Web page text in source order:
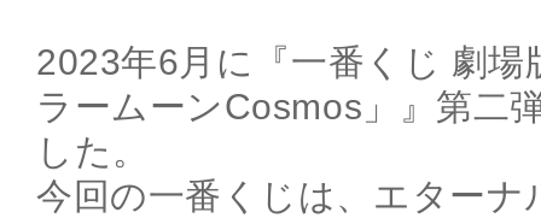
2023年6月に『一番くじ 劇場
ラームーンCosmos」』第二
した。
今回の一番くじは、エターナ